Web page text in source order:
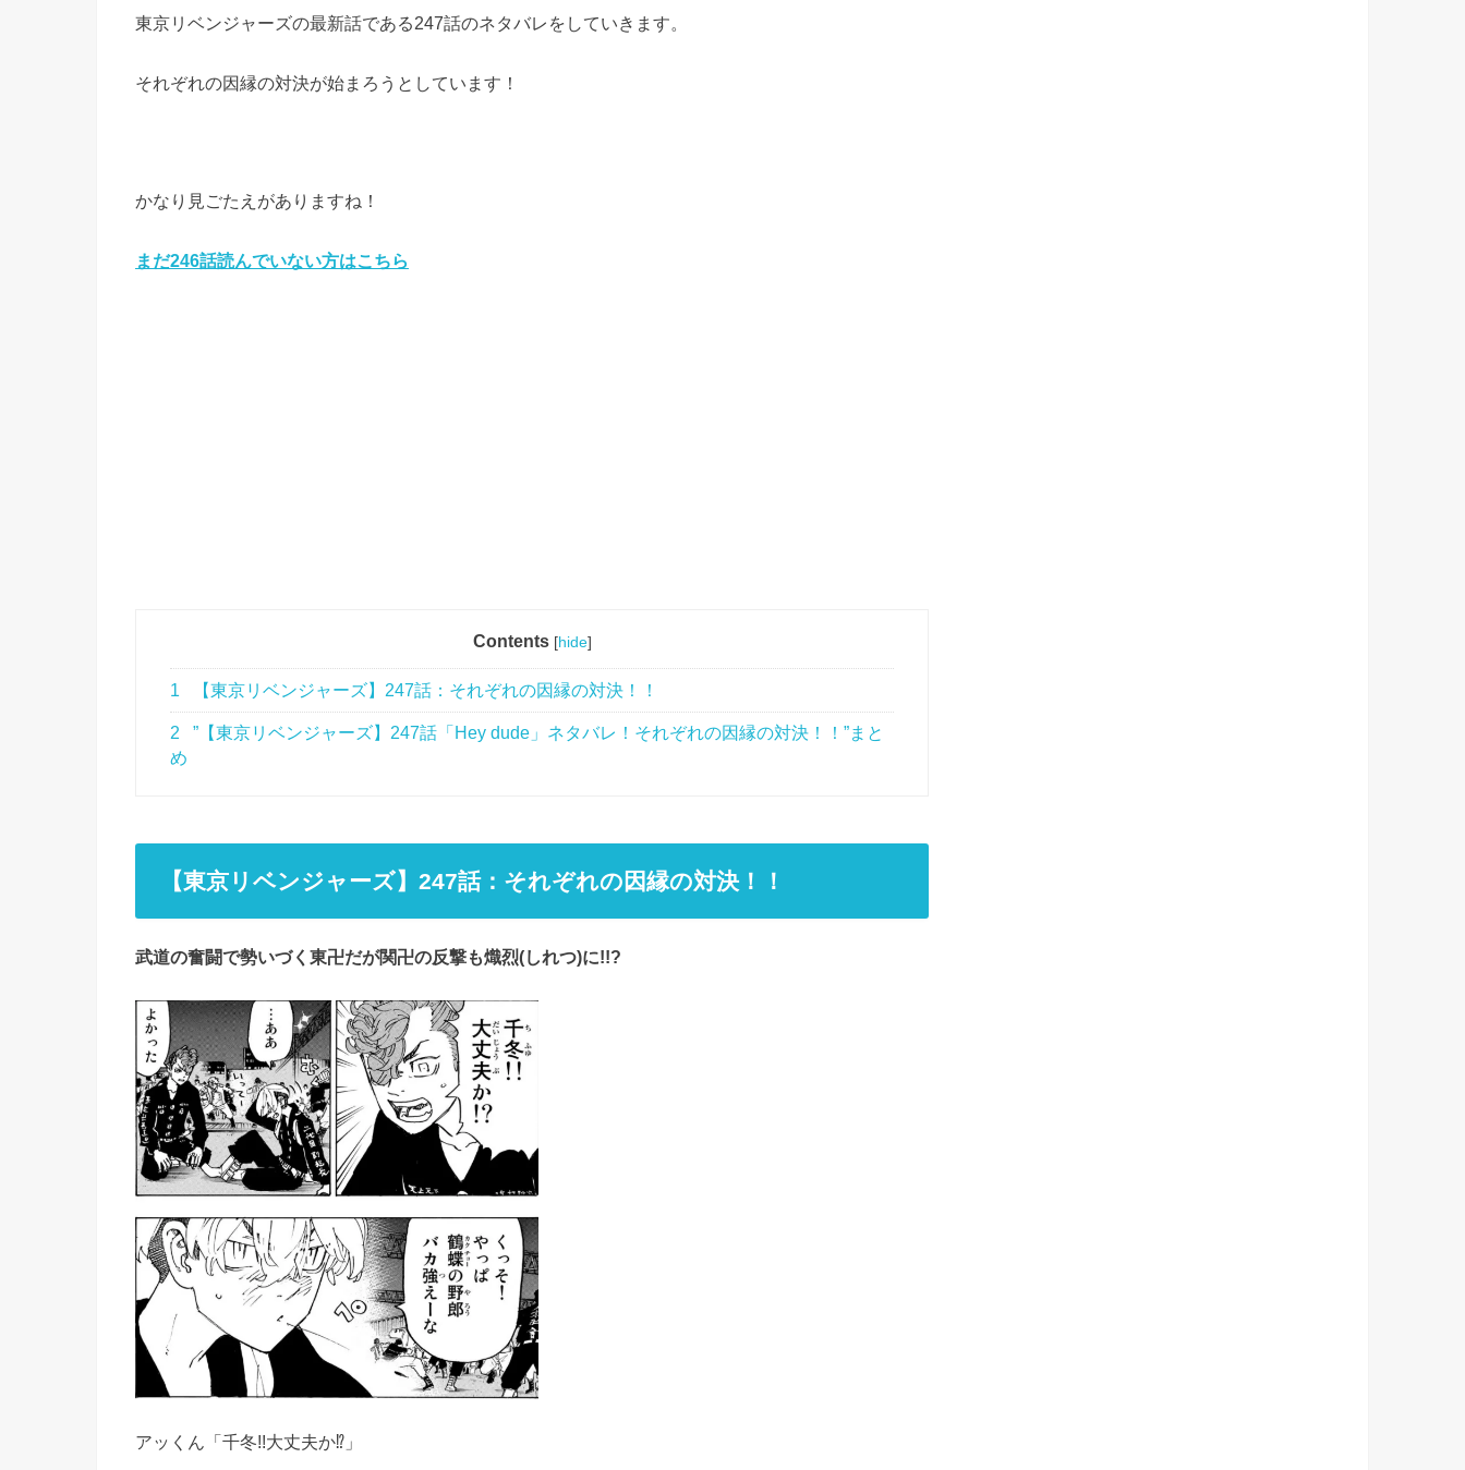
東京リベンジャーズの最新話である247話のネタバレをしていきます。
それぞれの因縁の対決が始まろうとしています！
かなり見ごたえがありますね！
まだ246話読んでいない方はこちら
Contents [hide]
1 【東京リベンジャーズ】247話：それぞれの因縁の対決！！
2
”【東京リベンジャーズ】247話「Hey dude」ネタバレ！それぞれの因縁の対決！！”まと
め
【東京リベンジャーズ】247話：それぞれの因縁の対決！！
武道の奮闘で勢いづく東卍だが関卍の反撃も熾烈(しれつ)に!!?
アッくん「千冬!!大丈夫か⁉」